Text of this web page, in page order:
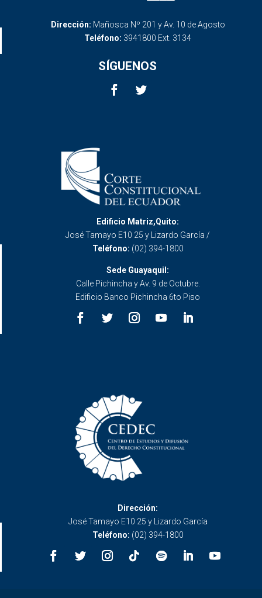
Dirección: Mañosca Nº 201 y Av. 10 de Agosto
Teléfono: 3941800 Ext. 3134
SÍGUENOS
Edificio Matriz,Quito:
José Tamayo E10 25 y Lizardo García /
Teléfono: (02) 394-1800
Sede Guayaquil:
Calle Pichincha y Av. 9 de Octubre.
Edificio Banco Pichincha 6to Piso
Dirección:
José Tamayo E10 25 y Lizardo García
Teléfono: (02) 394-1800